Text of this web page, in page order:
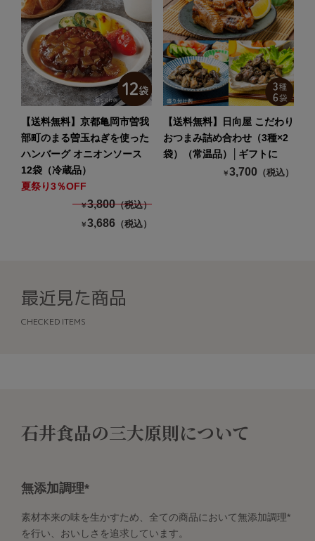
【送料無料】京都亀岡市曽我
部町のまる曽玉ねぎを使った
ハンバーグ オニオンソース
12袋（冷蔵品）
夏祭り3％OFF
￥3,800（税込）
￥3,686 （税込）
【送料無料】日向屋 こだわり
おつまみ詰め合わせ（3種×2
袋）（常温品）│ギフトに
￥3,700 （税込）
最近見た商品
CHECKED ITEMS
石井食品の三大原則について
無添加調理*
素材本来の味を生かすため、全ての商品において無添加調理*
を行い、おいしさを追求しています。